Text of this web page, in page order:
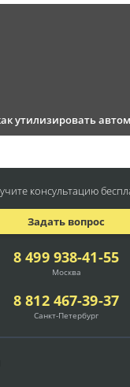
утилизировать
8 499 938-41-55
Москва
8 812 467-39-37
Санкт-Петербург
Задать вопрос
консультацию